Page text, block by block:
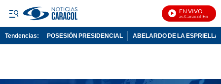
EN VIVO
Noticias Caracol En Vivo
Tendencias: POSESIÓN PRESIDENCIAL ABELARDO DE LA ESPRIELLA